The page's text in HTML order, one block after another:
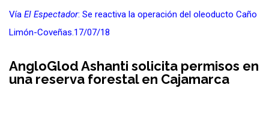
Vía El Espectador: Se reactiva la operación del oleoducto Caño
Limón-Coveñas.17/07/18
AngloGlod Ashanti solicita permisos en
una reserva forestal en Cajamarca